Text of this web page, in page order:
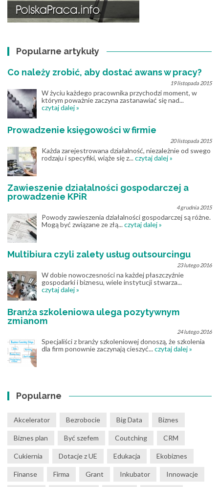
Popularne artykuły
Co należy zrobić, aby dostać awans w pracy?
19 listopada 2015
W życiu każdego pracownika przychodzi moment, w
którym poważnie zaczyna zastanawiać się nad...
czytaj dalej »
Prowadzenie księgowości w firmie
20 listopada 2015
Każda zarejestrowana działalność, niezależnie od swego
rodzaju i specyfiki, wiąże się z...czytaj dalej »
Zawieszenie działalności gospodarczej a
prowadzenie KPiR
4 grudnia 2015
Powody zawieszenia działalności gospodarczej są różne.
Mogą być związane ze złą...czytaj dalej »
Multibiura czyli zalety usług outsourcingu
23 lutego 2016
W dobie nowoczesności na każdej płaszczyźnie
gospodarki i biznesu, wiele instytucji stwarza...
czytaj dalej »
Branża szkoleniowa ulega pozytywnym
zmianom
24 lutego 2016
Specjaliści z branży szkoleniowej donoszą, że szkolenia
dla firm ponownie zaczynają cieszyć...czytaj dalej »
Popularne
Akcelerator Bezrobocie Big Data Biznes
Biznes plan Być szefem Coutching CRM
Cukiernia Dotacje z UE Edukacja Ekobiznes
Finanse Firma Grant Inkubator Innowacje